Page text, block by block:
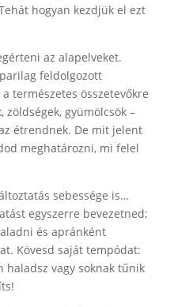
hogyan kezdjük el ezt
az alapelveket.
feldolgozott
természetes összetevőkre
zöldségek, gyümölcsök –
étrendnek. De mit jelent
meghatározni, mi felel
sebessége is…
egyszerre bevezetned;
és apránként
Kövesd saját tempódat:
haladsz vagy soknak tűnik